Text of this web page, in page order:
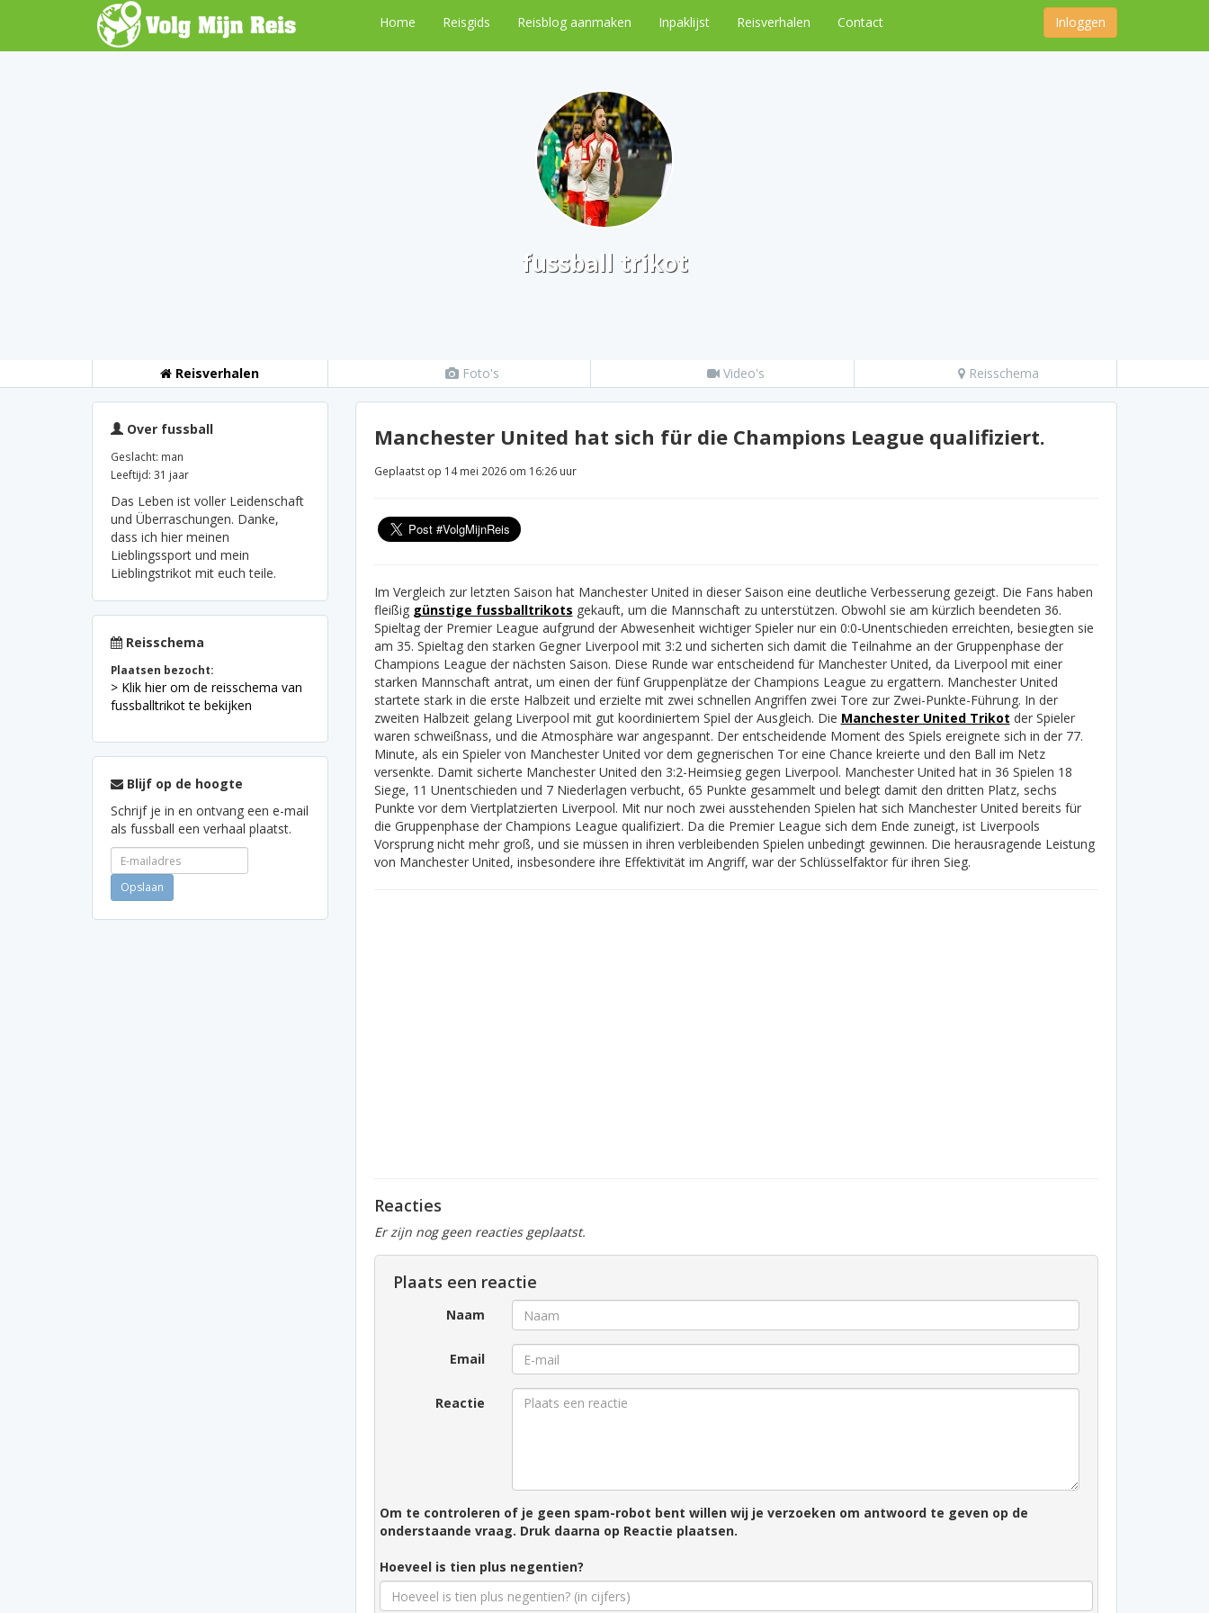
Home Reisgids Reisblog aanmaken Inpaklijst Reisverhalen Contact Inloggen
fussball trikot
Reisverhalen Foto's Video's Reisschema
Over fussball
Geslacht: man
Leeftijd: 31 jaar
Das Leben ist voller Leidenschaft
und Überraschungen. Danke,
dass ich hier meinen
Lieblingssport und mein
Lieblingstrikot mit euch teile.
Reisschema
Plaatsen bezocht:
> Klik hier om de reisschema van
fussballtrikot te bekijken
Blijf op de hoogte
Schrijf je in en ontvang een e-mail
als fussball een verhaal plaatst.
Manchester United hat sich für die Champions League qualifiziert.
Geplaatst op 14 mei 2026 om 16:26 uur
Im Vergleich zur letzten Saison hat Manchester United in dieser Saison eine deutliche Verbesserung gezeigt. Die Fans haben
fleißig günstige fussballtrikots gekauft, um die Mannschaft zu unterstützen. Obwohl sie am kürzlich beendeten 36.
Spieltag der Premier League aufgrund der Abwesenheit wichtiger Spieler nur ein 0:0-Unentschieden erreichten, besiegten sie
am 35. Spieltag den starken Gegner Liverpool mit 3:2 und sicherten sich damit die Teilnahme an der Gruppenphase der
Champions League der nächsten Saison. Diese Runde war entscheidend für Manchester United, da Liverpool mit einer
starken Mannschaft antrat, um einen der fünf Gruppenplätze der Champions League zu ergattern. Manchester United
startete stark in die erste Halbzeit und erzielte mit zwei schnellen Angriffen zwei Tore zur Zwei-Punkte-Führung. In der
zweiten Halbzeit gelang Liverpool mit gut koordiniertem Spiel der Ausgleich. Die Manchester United Trikot der Spieler
waren schweißnass, und die Atmosphäre war angespannt. Der entscheidende Moment des Spiels ereignete sich in der 77.
Minute, als ein Spieler von Manchester United vor dem gegnerischen Tor eine Chance kreierte und den Ball im Netz
versenkte. Damit sicherte Manchester United den 3:2-Heimsieg gegen Liverpool. Manchester United hat in 36 Spielen 18
Siege, 11 Unentschieden und 7 Niederlagen verbucht, 65 Punkte gesammelt und belegt damit den dritten Platz, sechs
Punkte vor dem Viertplatzierten Liverpool. Mit nur noch zwei ausstehenden Spielen hat sich Manchester United bereits für
die Gruppenphase der Champions League qualifiziert. Da die Premier League sich dem Ende zuneigt, ist Liverpools
Vorsprung nicht mehr groß, und sie müssen in ihren verbleibenden Spielen unbedingt gewinnen. Die herausragende Leistung
von Manchester United, insbesondere ihre Effektivität im Angriff, war der Schlüsselfaktor für ihren Sieg.
Reacties
Er zijn nog geen reacties geplaatst.
Plaats een reactie
Naam
Email
Reactie
Om te controleren of je geen spam-robot bent willen wij je verzoeken om antwoord te geven op de
onderstaande vraag. Druk daarna op Reactie plaatsen.
Hoeveel is tien plus negentien?